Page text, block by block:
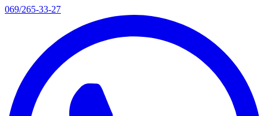
069/265-33-27